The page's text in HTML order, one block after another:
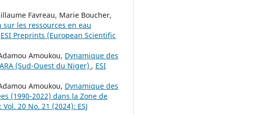
Favreau, Marie Boucher,
les ressources en eau
ESI Preprints (European Scientific
Amoukou, Dynamique des
(Sud-Ouest du Niger) , ESI
Amoukou, Dynamique des
(1990-2022) dans la Zone de
20 No. 21 (2024): ESJ